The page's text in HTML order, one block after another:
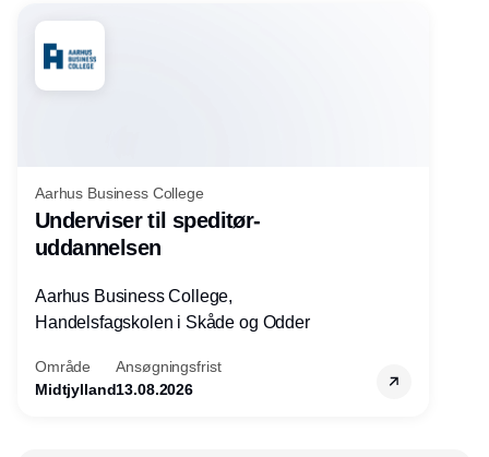
Aarhus Business College
Underviser til speditør-
uddannelsen
Aarhus Business College,
Handelsfagskolen i Skåde og Odder
Område
Midtjylland
Ansøgningsfrist
13.08.2026